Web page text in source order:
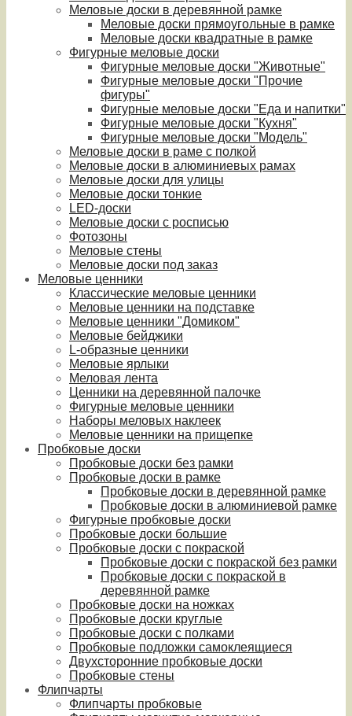
Меловые доски в деревянной рамке
Меловые доски прямоугольные в рамке
Меловые доски квадратные в рамке
Фигурные меловые доски
Фигурные меловые доски "Животные"
Фигурные меловые доски "Прочие
фигуры"
Фигурные меловые доски "Еда и напитки"
Фигурные меловые доски "Кухня"
Фигурные меловые доски "Модель"
Меловые доски в раме с полкой
Меловые доски в алюминиевых рамах
Меловые доски для улицы
Меловые доски тонкие
LED-доски
Меловые доски с росписью
Фотозоны
Меловые стены
Меловые доски под заказ
Меловые ценники
Классические меловые ценники
Меловые ценники на подставке
Меловые ценники "Домиком"
Меловые бейджики
L-образные ценники
Меловые ярлыки
Меловая лента
Ценники на деревянной палочке
Фигурные меловые ценники
Наборы меловых наклеек
Меловые ценники на прищепке
Пробковые доски
Пробковые доски без рамки
Пробковые доски в рамке
Пробковые доски в деревянной рамке
Пробковые доски в алюминиевой рамке
Фигурные пробковые доски
Пробковые доски большие
Пробковые доски с покраской
Пробковые доски с покраской без рамки
Пробковые доски с покраской в
деревянной рамке
Пробковые доски на ножках
Пробковые доски круглые
Пробковые доски с полками
Пробковые подложки самоклеящиеся
Двухсторонние пробковые доски
Пробковые стены
Флипчарты
Флипчарты пробковые